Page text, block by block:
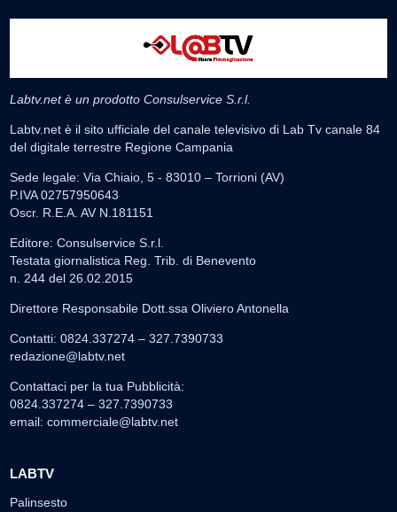
Labtv.net è un prodotto Consulservice S.r.l.
Labtv.net è il sito ufficiale del canale televisivo di Lab Tv canale 84
del digitale terrestre Regione Campania
Sede legale: Via Chiaio, 5 - 83010 – Torrioni (AV)
P.IVA 02757950643
Oscr. R.E.A. AV N.181151
Editore: Consulservice S.r.l.
Testata giornalistica Reg. Trib. di Benevento
n. 244 del 26.02.2015
Direttore Responsabile Dott.ssa Oliviero Antonella
Contatti: 0824.337274 – 327.7390733
redazione@labtv.net
Contattaci per la tua Pubblicità:
0824.337274 – 327.7390733
email: commerciale@labtv.net
LABTV
Palinsesto